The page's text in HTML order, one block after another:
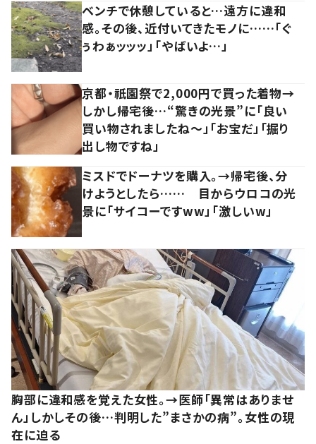
ベンチで休憩していると…遠方に違和
感。その後、近付いてきたモノに……「ぐ
ぅわぁッッッ」「やばいよ…」
京都・祇園祭で2,000円で買った着物→
しかし帰宅後…“驚きの光景”に「良い
買い物されましたね～」「お宝だ」「掘り
出し物ですね」
ミスドでドーナツを購入。→帰宅後、分
けようとしたら…… 目からウロコの光
景に「サイコーですww」「激しいw」
胸部に違和感を覚えた女性。→医師「異常はありませ
ん」しかしその後…判明した”まさかの病”。女性の現
在に迫る